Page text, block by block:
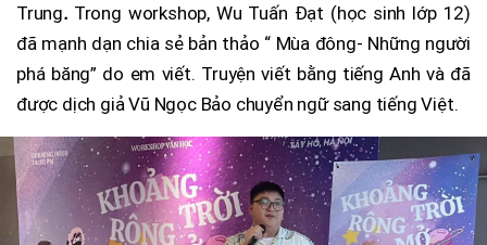
Trung. Trong workshop, Wu Tuấn Đạt (học sinh lớp 12)
đã mạnh dạn chia sẻ bản thảo “ Mùa đông- Những người
phá băng” do em viết. Truyện viết bằng tiếng Anh và đã
được dịch giả Vũ Ngọc Bảo chuyển ngữ sang tiếng Việt.